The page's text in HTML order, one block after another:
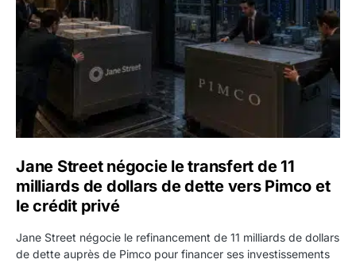
Jane Street négocie le transfert de 11
milliards de dollars de dette vers Pimco et
le crédit privé
Jane Street négocie le refinancement de 11 milliards de dollars
de dette auprès de Pimco pour financer ses investissements